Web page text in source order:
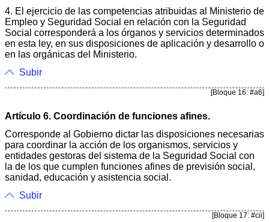
4. El ejercicio de las competencias atribuidas al Ministerio de
Empleo y Seguridad Social en relación con la Seguridad
Social corresponderá a los órganos y servicios determinados
en esta ley, en sus disposiciones de aplicación y desarrollo o
en las orgánicas del Ministerio.
Subir
[Bloque 16: #a6]
Artículo 6. Coordinación de funciones afines.
Corresponde al Gobierno dictar las disposiciones necesarias
para coordinar la acción de los organismos, servicios y
entidades gestoras del sistema de la Seguridad Social con
la de los que cumplen funciones afines de previsión social,
sanidad, educación y asistencia social.
Subir
[Bloque 17: #cii]